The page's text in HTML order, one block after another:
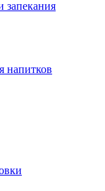
запекания
напитков